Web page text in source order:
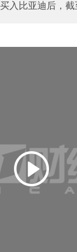
入比亚迪后，截